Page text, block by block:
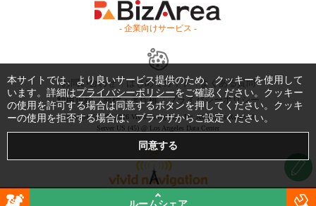
- 企業向けサービス -
お問い合わせ はじめてガイド
よくある質問
利用規約
商標・著作権 プライバシーポリシー
Copyright © 1999-2026 Vivid Navigation, Inc. All Rights Reserved.
Server US (45) @ Los Angeles Data Center
本サイトでは、より良いサービス提供のため、クッキーを使用して
います。詳細はプライバシーポリシーをご確認ください。クッキー
の使用を許可する場合は同意するボタンを押してください。クッキ
ーの使用を拒否する場合は、ブラウザからご設定ください。